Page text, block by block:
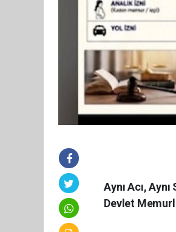
Aynı Acı,
Devlet